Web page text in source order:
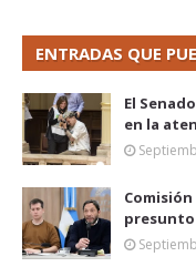
ENTRADAS QUE
El
en la